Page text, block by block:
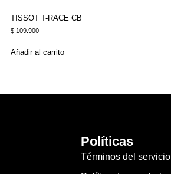
TISSOT T-RACE CB
$ 109.900
Añadir al carrito
Políticas
Términos del servicio